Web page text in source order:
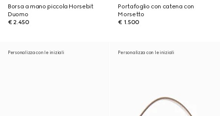
Borsa a mano piccola Horsebit
Duomo
€ 2.450
Portafoglio con catena con
Morsetto
€ 1.500
Personalizza con le iniziali Personalizza con le iniziali